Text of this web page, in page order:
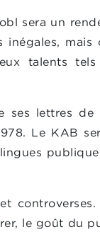
sera un
mais
talents tels
ses lettres de
Le KAB
controverses.
le goût du